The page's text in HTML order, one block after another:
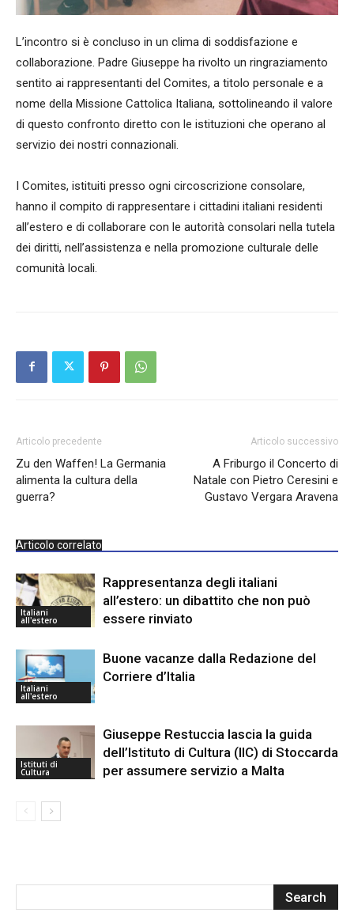
L’incontro si è concluso in un clima di soddisfazione e
collaborazione. Padre Giuseppe ha rivolto un ringraziamento
sentito ai rappresentanti del Comites, a titolo personale e a
nome della Missione Cattolica Italiana, sottolineando il valore
di questo confronto diretto con le istituzioni che operano al
servizio dei nostri connazionali.
I Comites, istituiti presso ogni circoscrizione consolare,
hanno il compito di rappresentare i cittadini italiani residenti
all’estero e di collaborare con le autorità consolari nella tutela
dei diritti, nell’assistenza e nella promozione culturale delle
comunità locali.
Articolo precedente
Zu den Waffen! La Germania
alimenta la cultura della
guerra?
Articolo successivo
A Friburgo il Concerto di
Natale con Pietro Ceresini e
Gustavo Vergara Aravena
Articolo correlato
Italiani
all'estero
Rappresentanza degli italiani
all’estero: un dibattito che non può
essere rinviato
Italiani
all'estero
Buone vacanze dalla Redazione del
Corriere d’Italia
Istituti di
Cultura
Giuseppe Restuccia lascia la guida
dell’Istituto di Cultura (IIC) di Stoccarda
per assumere servizio a Malta